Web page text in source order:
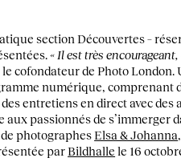
section Découvertes –
« Il est très
cofondateur de Photo London.
numérique, comprenant
entretiens en direct avec des
passionnés de s’immerger
photographesElsa & Johanna
parBildhalle le 16